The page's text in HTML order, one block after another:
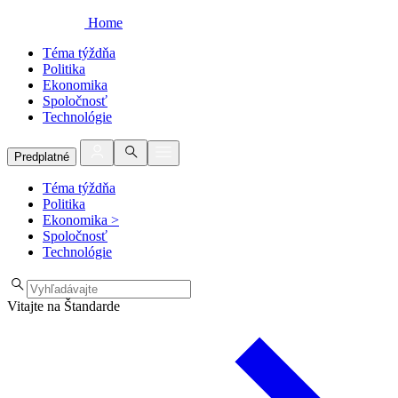
Home
Téma týždňa
Politika
Ekonomika
Spoločnosť
Technológie
Predplatné
Téma týždňa
Politika
Ekonomika >
Spoločnosť
Technológie
Vitajte na Štandarde